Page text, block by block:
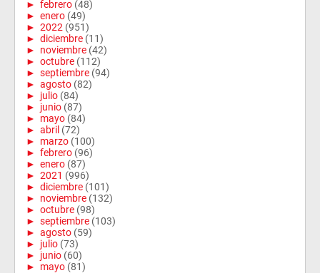
► febrero (48)
► enero (49)
► 2022 (951)
► diciembre (11)
► noviembre (42)
► octubre (112)
► septiembre (94)
► agosto (82)
► julio (84)
► junio (87)
► mayo (84)
► abril (72)
► marzo (100)
► febrero (96)
► enero (87)
► 2021 (996)
► diciembre (101)
► noviembre (132)
► octubre (98)
► septiembre (103)
► agosto (59)
► julio (73)
► junio (60)
► mayo (81)